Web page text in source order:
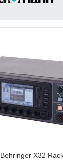
Behringer X32